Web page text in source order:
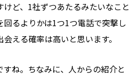
ど、1社ずつあたるみたいなこと
るよりかは1つ1つ電話で突撃し
える確率は高いと思います。
すね。ちなみに、人からの紹介と